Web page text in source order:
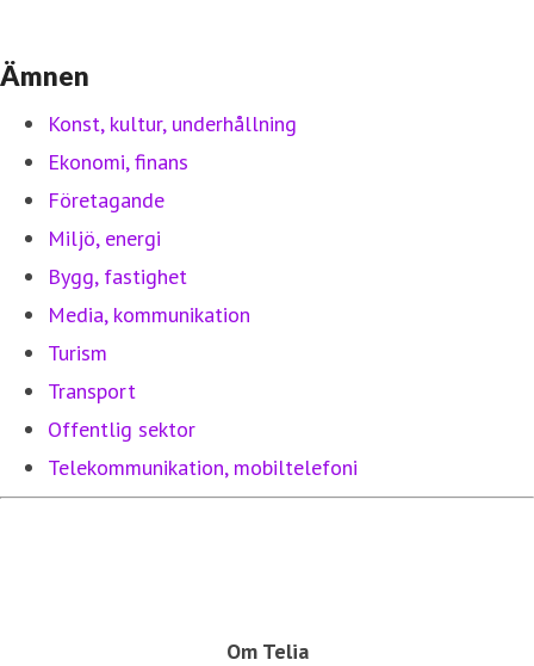
Ämnen
Konst, kultur, underhållning
Ekonomi, finans
Företagande
Miljö, energi
Bygg, fastighet
Media, kommunikation
Turism
Transport
Offentlig sektor
Telekommunikation, mobiltelefoni
Om Telia